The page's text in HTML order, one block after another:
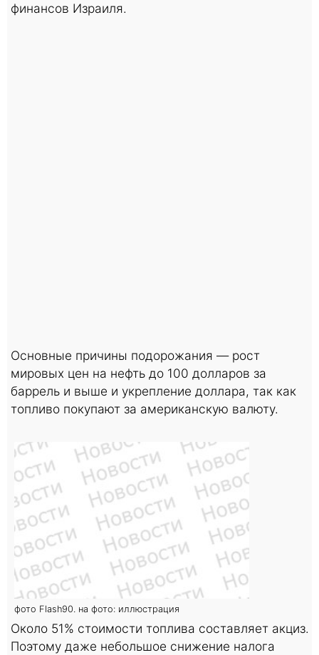
финансов Израиля.
Основные причины подорожания — рост
мировых цен на нефть до 100 долларов за
баррель и выше и укрепление доллара, так как
топливо покупают за американскую валюту.
фото Flash90. на фото: иллюстрация
Около 51% стоимости топлива составляет акциз.
Поэтому даже небольшое снижение налога